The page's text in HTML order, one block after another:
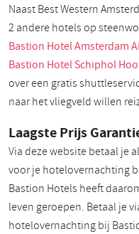
Naast Best Western
2 andere hotels op
Bastion Hotel Amsterdam
Bastion Hotel Schiphol
over een gratis
naar het vliegveld willen
Laagste Prijs
Via deze website betaal je
voor je hotelovernachting
Bastion Hotels heeft
leven geroepen. Betaal je
hotelovernachting bij